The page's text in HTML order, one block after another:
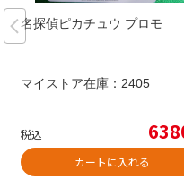
名探偵ピカチュウ プロモ
マイストア在庫： 2405
税込
カートに入れる